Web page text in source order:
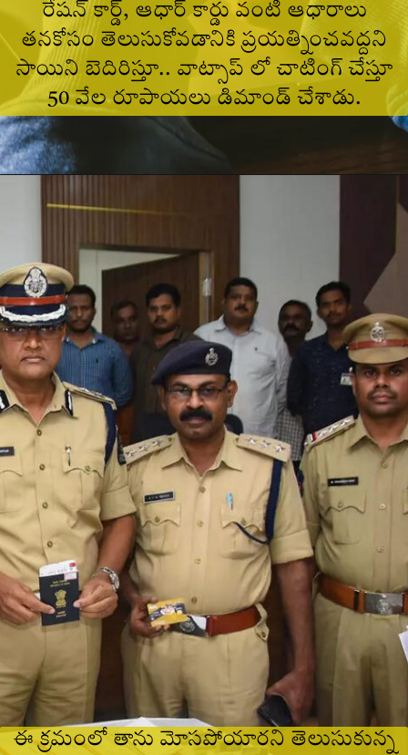
రేషన్ కార్డ్, ఆధార్ కార్డు వంటి ఆధారాలు
తనకోసం తెలుసుకోవడానికి ప్రయత్నించవద్దని
సాయిని బెదిరిస్తూ.. వాట్సాప్ లో చాటింగ్ చేస్తూ
50 వేల రూపాయలు డిమాండ్ చేశాడు.
ఈ క్రమంలో తాను మోసపోయారని తెలుసుకున్న